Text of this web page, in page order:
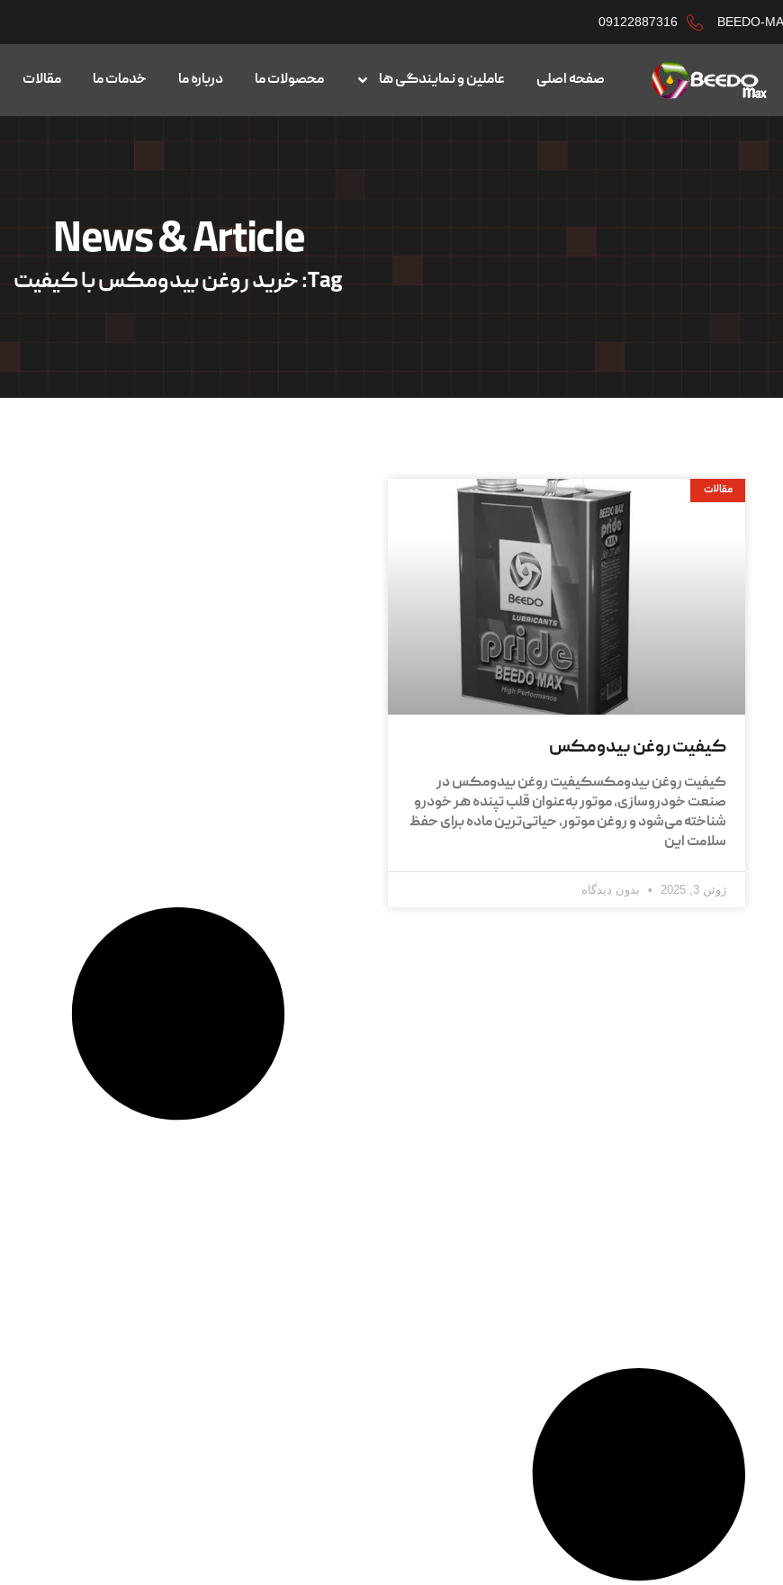
BEEDO-
09122887316
صفحه اصلی عاملین و نمایندگی ها محصولات ما درباره ما خدمات ما مقالات
News & Article
Tag: خرید روغن بیدومکس با کیفیت
مقالات
کیفیت روغن بیدومکس
کیفیت روغن بیدومکسکیفیت روغن بیدومکس در
صنعت خودروسازی، موتور به‌عنوان قلب تپنده هر خودرو
شناخته می‌شود و روغن موتور، حیاتی‌ترین ماده برای حفظ
سلامت این
ژوئن 3, 2025 بدون دیدگاه